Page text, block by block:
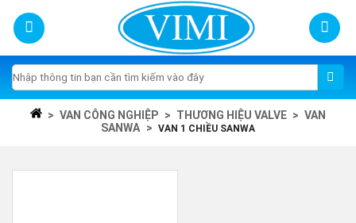
content
Tìm
kiếm:
> VAN CÔNG NGHIỆP > THƯƠNG HIỆU VALVE > VAN
SANWA > VAN 1 CHIỀU SANWA